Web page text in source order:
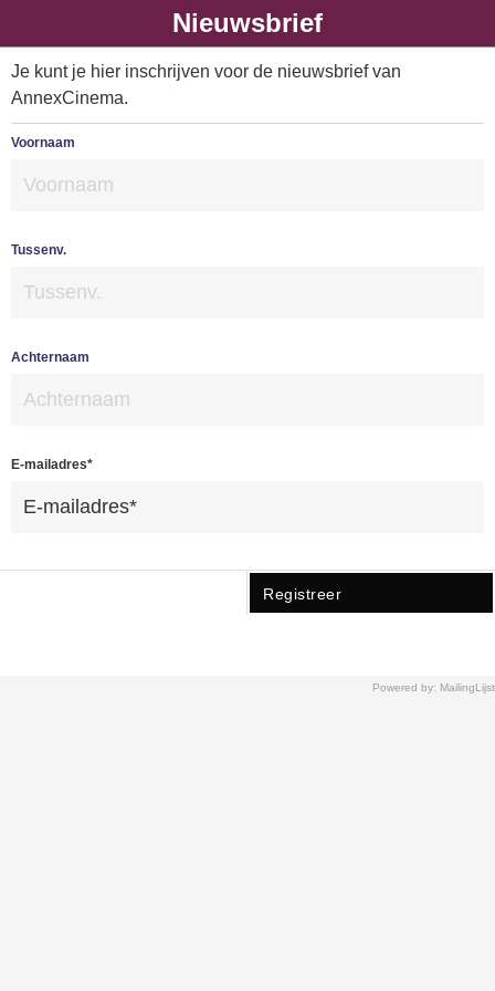
Nieuwsbrief
Je kunt je hier inschrijven voor de nieuwsbrief van
AnnexCinema.
Voornaam
Tussenv.
Achternaam
E-mailadres*
Registreer
Powered by: MailingLijst